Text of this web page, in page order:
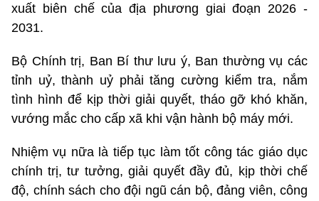
xuất biên chế của địa phương giai đoạn 2026 -
2031.
Bộ Chính trị, Ban Bí thư lưu ý, Ban thường vụ các
tỉnh uỷ, thành uỷ phải tăng cường kiểm tra, nắm
tình hình để kịp thời giải quyết, tháo gỡ khó khăn,
vướng mắc cho cấp xã khi vận hành bộ máy mới.
Nhiệm vụ nữa là tiếp tục làm tốt công tác giáo dục
chính trị, tư tưởng, giải quyết đầy đủ, kịp thời chế
độ, chính sách cho đội ngũ cán bộ, đảng viên, công